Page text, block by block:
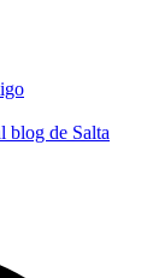
blog de Salta